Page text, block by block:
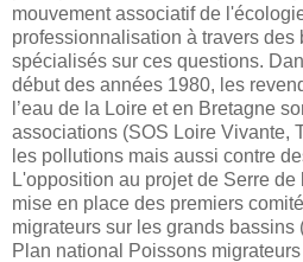
mouvement associatif de
professionnalisation à travers des
spécialisés sur ces questions.
début des années 1980, les
l’eau de la Loire et en Bretagne
associations (SOS Loire Vivante,
les pollutions mais aussi contre
L'opposition au projet de Serre
mise en place des premiers
migrateurs sur les grands
Plan national Poissons